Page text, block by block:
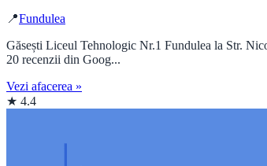
📍Fundulea
Găsești Liceul Tehnologic Nr.1 Fundulea la Str.
20 recenzii din Goog...
Vezi afacerea »
★ 4.4